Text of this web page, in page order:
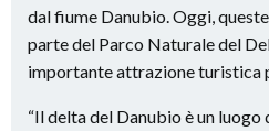
dal fiume Danubio. Oggi,
parte del Parco Naturale del
importante attrazione turistica
“Il delta del Danubio è un luogo